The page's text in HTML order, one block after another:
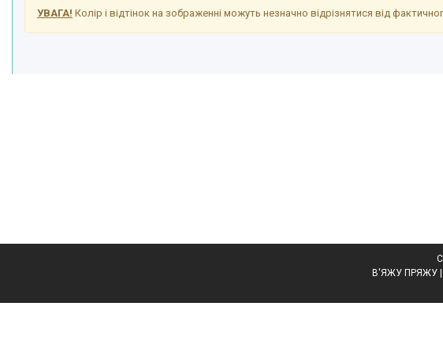
УВАГА! Колір і відтінок на зображенні можуть незначно відрізнятися від